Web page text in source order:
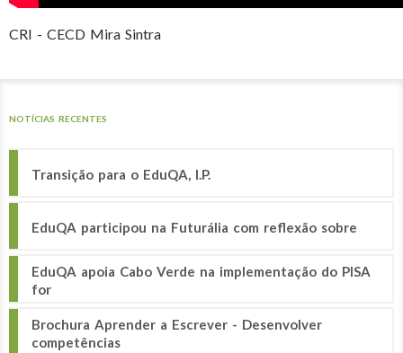
CRI - CECD Mira Sintra
NOTÍCIAS RECENTES
Transição para o EduQA, I.P.
EduQA participou na Futurália com reflexão sobre
EduQA apoia Cabo Verde na implementação do PISA
for
Brochura Aprender a Escrever - Desenvolver
competências